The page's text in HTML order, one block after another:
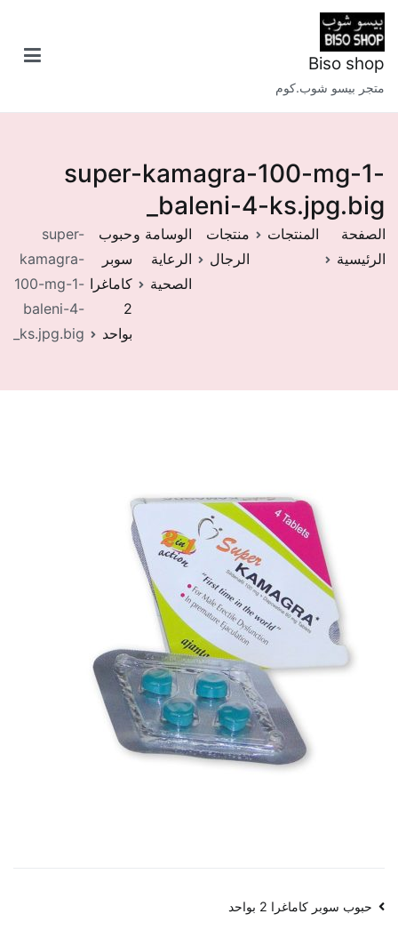
تخطى
إلى
المحتوى
Biso shop
متجر بيسو شوب.كوم
super-kamagra-100-mg-1-
baleni-4-ks.jpg.big_
الصفحة
الرئيسية
المنتجات
منتجات
الرجال
الوسامة و
الرعاية
الصحية
حبوب
سوبر
كاماغرا
2
بواحد
super-
kamagra-
100-mg-1-
baleni-4-
ks.jpg.big_
تصفّح
حبوب سوبر كاماغرا 2 بواحد